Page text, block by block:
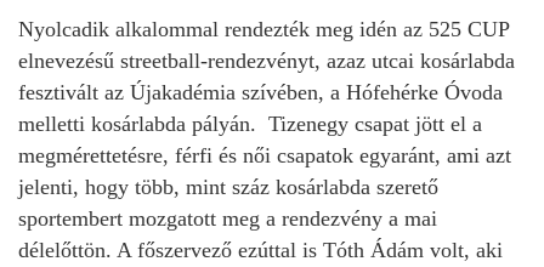
Nyolcadik alkalommal rendezték meg idén az 525 CUP
elnevezésű streetball-rendezvényt, azaz utcai kosárlabda
fesztivált az Újakadémia szívében, a Hófehérke Óvoda
melletti kosárlabda pályán. Tizenegy csapat jött el a
megmérettetésre, férfi és női csapatok egyaránt, ami azt
jelenti, hogy több, mint száz kosárlabda szerető
sportembert mozgatott meg a rendezvény a mai
délelőttön. A főszervező ezúttal is Tóth Ádám volt, aki